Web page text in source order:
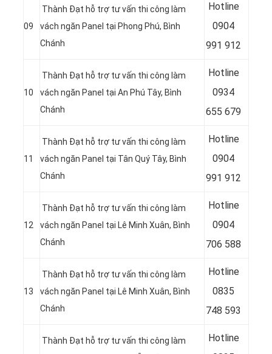
09
Thành Đạt hỗ trợ tư vấn thi công làm
vách ngăn Panel tại Phong Phú, Bình
Chánh
Hotline
0904
991 912
10
Thành Đạt hỗ trợ tư vấn thi công làm
vách ngăn Panel tại An Phú Tây, Bình
Chánh
Hotline
0934
655 679
11
Thành Đạt hỗ trợ tư vấn thi công làm
vách ngăn Panel tại Tân Quý Tây, Bình
Chánh
Hotline
0904
991 912
12
Thành Đạt hỗ trợ tư vấn thi công làm
vách ngăn Panel tại Lê Minh Xuân, Bình
Chánh
Hotline
0904
706 588
13
Thành Đạt hỗ trợ tư vấn thi công làm
vách ngăn Panel tại Lê Minh Xuân, Bình
Chánh
Hotline
0835
748 593
Thành Đạt hỗ trợ tư vấn thi công làm
Hotline